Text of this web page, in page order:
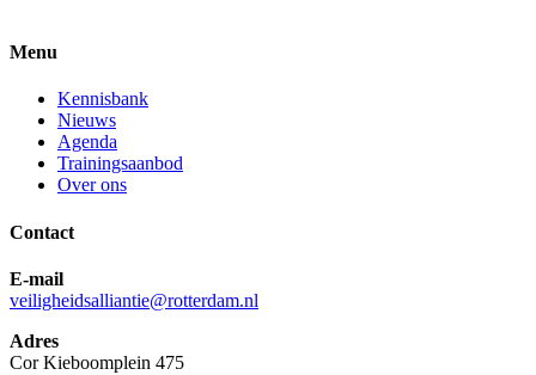
Menu
Kennisbank
Nieuws
Agenda
Trainingsaanbod
Over ons
Contact
E-mail
veiligheidsalliantie@rotterdam.nl
Adres
Cor Kieboomplein 475